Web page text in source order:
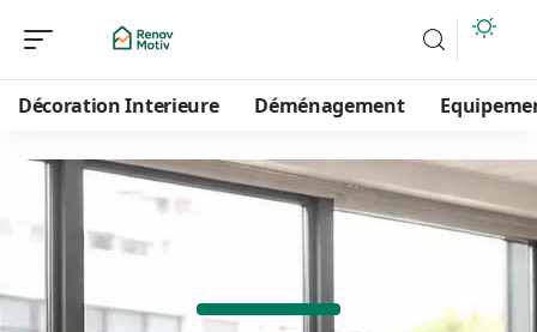
Décoration Interieure Déménagement